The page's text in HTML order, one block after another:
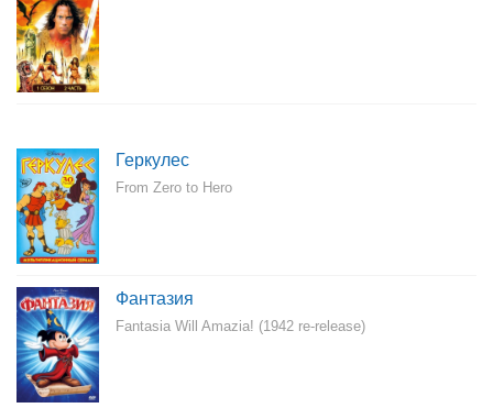
Геркулес
From Zero to Hero
Фантазия
Fantasia Will Amazia! (1942 re-release)